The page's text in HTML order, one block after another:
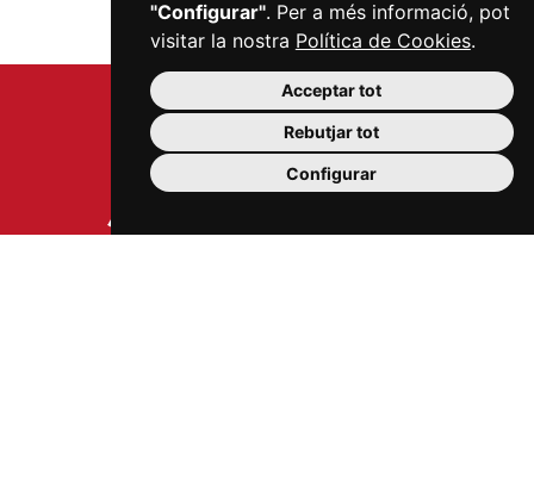
"Configurar". Per a més informació, pot
visitar la nostra Política de Cookies.
Acceptar tot
Rebutjar tot
Configurar